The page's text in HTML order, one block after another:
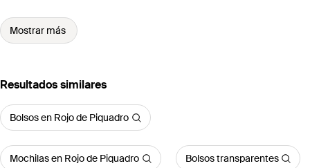
Mostrar más
Resultados similares
Bolsos en Rojo de Piquadro
Mochilas en Rojo de Piquadro Bolsos transparentes